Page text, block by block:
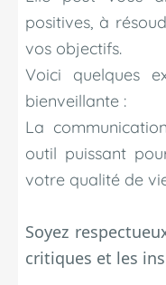
positives, à
vos objectifs.
Voici quelques
bienveillante :
La
outil puissant
votre qualité de
Soyez
critiques et les